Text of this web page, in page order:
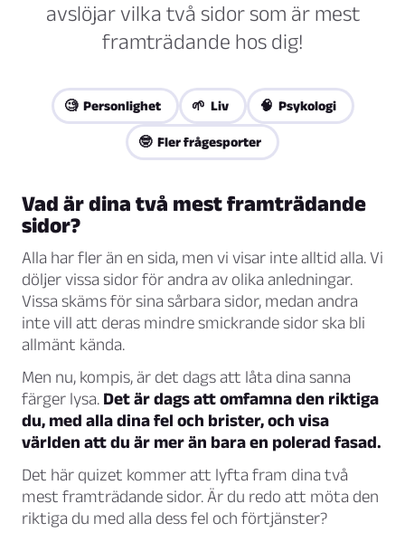
avslöjar vilka två sidor som är mest
framträdande hos dig!
🧐 Personlighet 🌱 Liv 🧠 Psykologi
🤓 Fler frågesporter
Vad är dina två mest framträdande
sidor?
Alla har fler än en sida, men vi visar inte alltid alla. Vi
döljer vissa sidor för andra av olika anledningar.
Vissa skäms för sina sårbara sidor, medan andra
inte vill att deras mindre smickrande sidor ska bli
allmänt kända.
Men nu, kompis, är det dags att låta dina sanna
färger lysa. Det är dags att omfamna den riktiga
du, med alla dina fel och brister, och visa
världen att du är mer än bara en polerad fasad.
Det här quizet kommer att lyfta fram dina två
mest framträdande sidor. Är du redo att möta den
riktiga du med alla dess fel och förtjänster?